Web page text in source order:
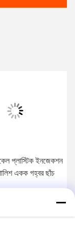
প্লাস্টিক ইনজেকশন
একক গহ্বর ছাঁচ